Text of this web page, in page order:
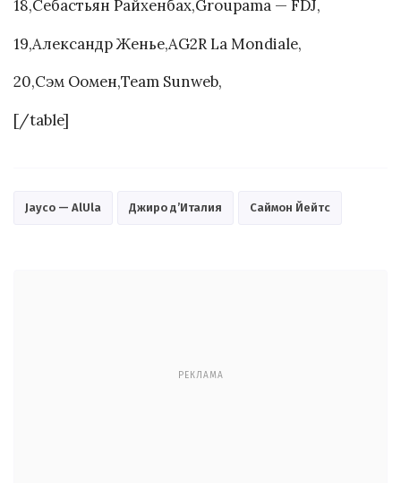
18,Себастьян Райхенбах,Groupama — FDJ,
19,Александр Женье,AG2R La Mondiale,
20,Сэм Оомен,Team Sunweb,
[/table]
Jayco — AlUla Джиро д’Италия Саймон Йейтс
РЕКЛАМА